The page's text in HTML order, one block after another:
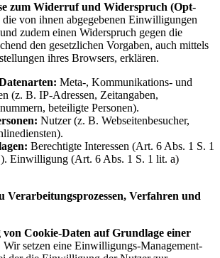
zum Widerruf und Widerspruch (Opt-
von ihnen abgegebenen Einwilligungen
zudem einen Widerspruch gegen die
den gesetzlichen Vorgaben, auch mittels
ihres Browsers, erklären.
Meta-, Kommunikations- und
(z. B. IP-Adressen, Zeitangaben,
beteiligte Personen).
Nutzer (z. B. Webseitenbesucher,
Berechtigte Interessen (Art. 6 Abs. 1 S. 1
Einwilligung (Art. 6 Abs. 1 S. 1 lit. a)
Verarbeitungsprozessen, Verfahren und
Cookie-Daten auf Grundlage einer
Wir setzen eine Einwilligungs-Management-